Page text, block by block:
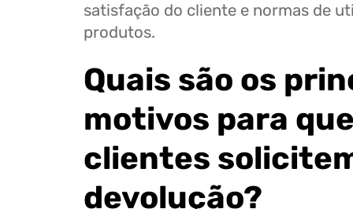
satisfação do cliente e normas de
produtos.
Quais são os
motivos para
clientes
devolução?